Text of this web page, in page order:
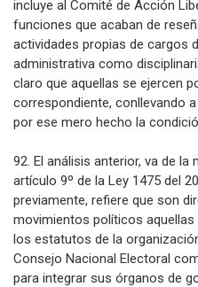
incluye al Comité de Acción
funciones que acaban de
actividades propias de cargos
administrativa como
claro que aquellas se ejercen
correspondiente, conllevando
por ese mero hecho la
92. El análisis anterior, va de la
artículo 9º de la Ley 1475 del
previamente, refiere que son
movimientos políticos
los estatutos de la
Consejo Nacional Electoral
para integrar sus órganos de